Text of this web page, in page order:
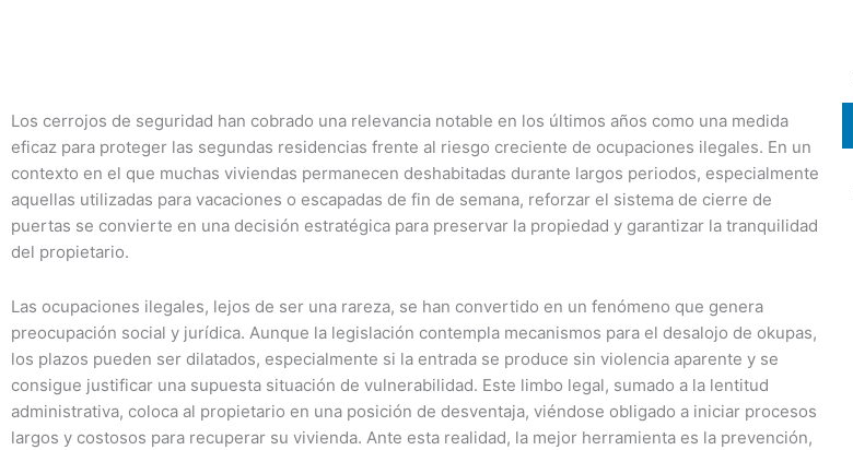
Los cerrojos de seguridad han cobrado una relevancia notable en los últimos años como una medida
eficaz para proteger las segundas residencias frente al riesgo creciente de ocupaciones ilegales. En un
contexto en el que muchas viviendas permanecen deshabitadas durante largos periodos, especialmente
aquellas utilizadas para vacaciones o escapadas de fin de semana, reforzar el sistema de cierre de
puertas se convierte en una decisión estratégica para preservar la propiedad y garantizar la tranquilidad
del propietario.
Las ocupaciones ilegales, lejos de ser una rareza, se han convertido en un fenómeno que genera
preocupación social y jurídica. Aunque la legislación contempla mecanismos para el desalojo de okupas,
los plazos pueden ser dilatados, especialmente si la entrada se produce sin violencia aparente y se
consigue justificar una supuesta situación de vulnerabilidad. Este limbo legal, sumado a la lentitud
administrativa, coloca al propietario en una posición de desventaja, viéndose obligado a iniciar procesos
largos y costosos para recuperar su vivienda. Ante esta realidad, la mejor herramienta es la prevención,